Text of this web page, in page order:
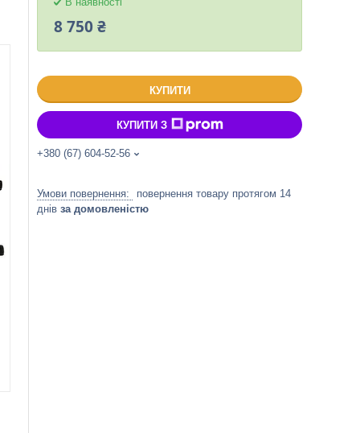
8 750 ₴
КУПИТИ
КУПИТИ З
+380 (67) 604-52-56
повернення товару протягом 14
днів за домовленістю